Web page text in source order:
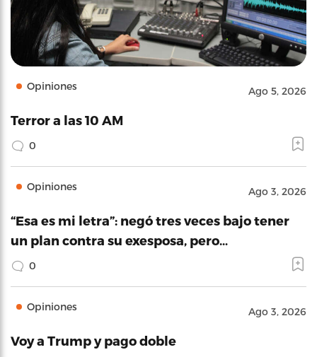
Opiniones Ago 5, 2026
Terror a las 10 AM
0
Opiniones Ago 3, 2026
“Esa es mi letra”: negó tres veces bajo tener
un plan contra su exesposa, pero…
0
Opiniones Ago 3, 2026
Voy a Trump y pago doble